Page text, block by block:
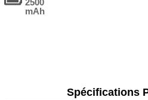
2500
mAh
Spécifications